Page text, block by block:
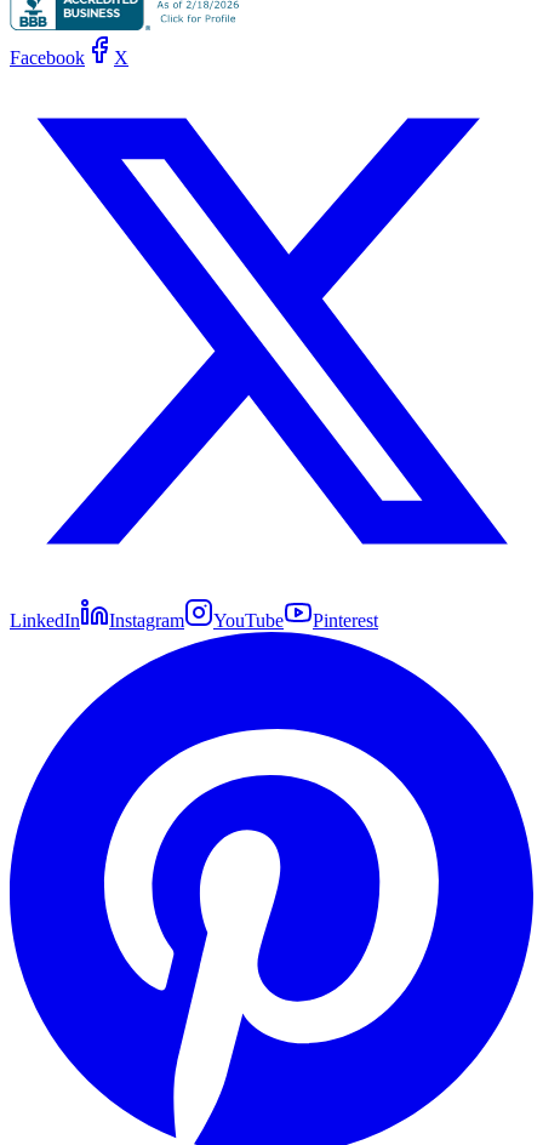
Facebook X
LinkedIn Instagram YouTube Pinterest